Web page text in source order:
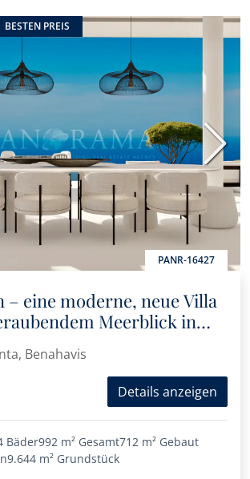
BESTEN PREIS
PANR-16427
– eine moderne, neue Villa
Meerblick in
Benahavis
Details anzeigen
Bäder992 m² Gesamt712 m² Gebaut
9.644 m² Grundstück